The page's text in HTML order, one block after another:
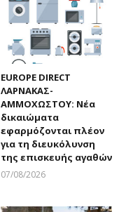
EUROPE DIRECT
ΛΑΡΝΑΚΑΣ-
ΑΜΜΟΧΩΣΤΟΥ: Νέα
δικαιώματα
εφαρμόζονται πλέον
για τη διευκόλυνση
της επισκευής αγαθών
07/08/2026